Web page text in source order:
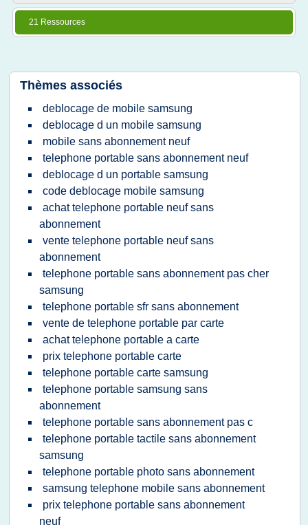
21 Ressources
Thèmes associés
deblocage de mobile samsung
deblocage d un mobile samsung
mobile sans abonnement neuf
telephone portable sans abonnement neuf
deblocage d un portable samsung
code deblocage mobile samsung
achat telephone portable neuf sans
abonnement
vente telephone portable neuf sans
abonnement
telephone portable sans abonnement pas cher
samsung
telephone portable sfr sans abonnement
vente de telephone portable par carte
achat telephone portable a carte
prix telephone portable carte
telephone portable carte samsung
telephone portable samsung sans
abonnement
telephone portable sans abonnement pas c
telephone portable tactile sans abonnement
samsung
telephone portable photo sans abonnement
samsung telephone mobile sans abonnement
prix telephone portable sans abonnement
neuf